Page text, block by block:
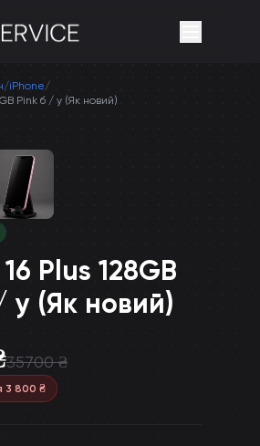
/iPhone/
Pink б / у (Як новий)
Plus 128GB
у (Як новий)
35700₴
3 800 ₴